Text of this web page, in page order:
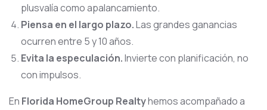
plusvalía como apalancamiento.
Piensa en el largo plazo.Las grandes ganancias
ocurren entre 5 y 10 años.
Evita la especulación.Invierte con planificación, no
con impulsos.
En Florida HomeGroup Realtyhemos acompañado a